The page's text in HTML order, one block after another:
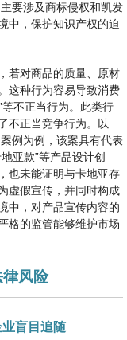
要涉及商标侵权和凯发
中，保护知识产权的迫
若对商品的质量、原材
这种行为容易导致消费
等不正当行为。此类行
不正当竞争行为。以
例为例，该案具有代表
亚款”等产品设计创
也未能证明与卡地亚存
虚假宣传，并同时构成
中，对产品宣传内容的
格的监管能够维护市场
风险
盲目追随